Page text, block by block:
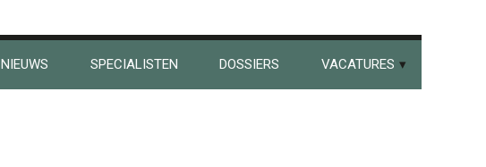
NIEUWS SPECIALISTEN DOSSIERS VACATURES